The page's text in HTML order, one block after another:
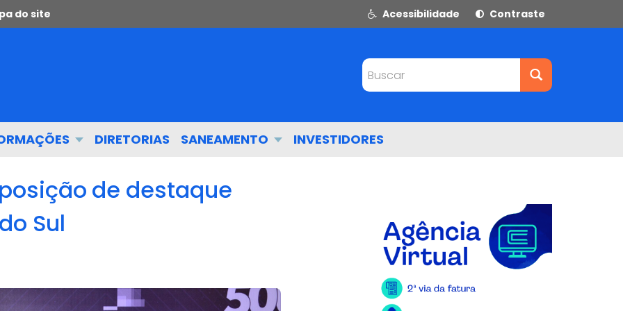
do site Acessibilidade Contraste
Buscar
DIRETORIAS SANEAMENTO INVESTIDORES
de destaque
Sul